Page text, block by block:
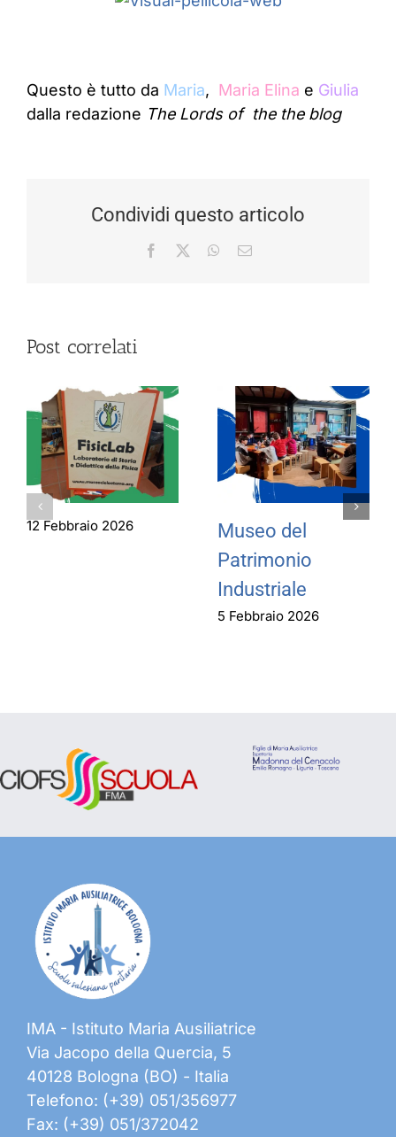
Questo è tutto da Maria, Maria Elina e Giulia
dalla redazione The Lords of the the blog
Condividi questo articolo
Facebook WhatsApp
Email
Post correlati
12 Febbraio 2026
Museo del
Patrimonio
Industriale
5 Febbraio 2026
IMA - Istituto Maria Ausiliatrice
Via Jacopo della Quercia, 5
40128 Bologna (BO) - Italia
Telefono: (+39) 051/356977
Fax: (+39) 051/372042